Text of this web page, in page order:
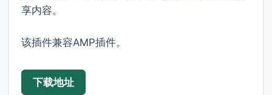
享内容。
该插件兼容AMP插件。
下载地址